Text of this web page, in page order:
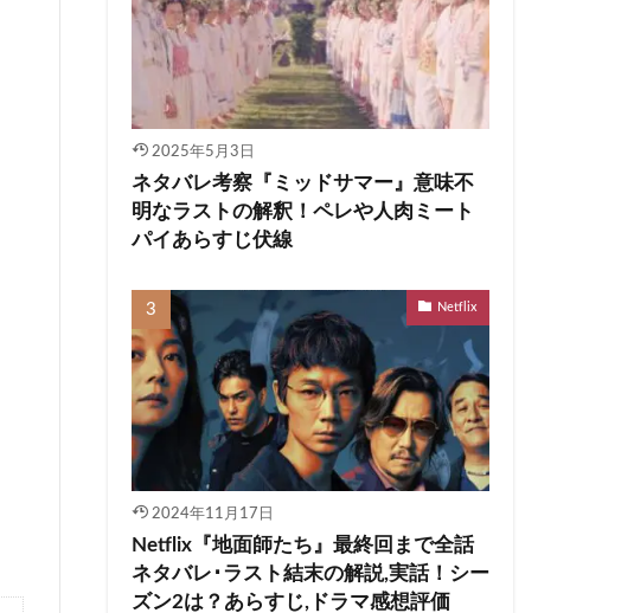
2025年5月3日
ネタバレ考察『ミッドサマー』意味不
明なラストの解釈！ペレや人肉ミート
パイあらすじ伏線
Netflix
2024年11月17日
Netflix『地面師たち』最終回まで全話
ネタバレ･ラスト結末の解説,実話！シー
ズン2は？あらすじ,ドラマ感想評価